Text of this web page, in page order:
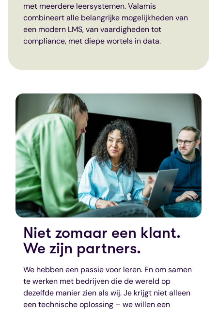
met meerdere leersystemen. Valamis
combineert alle belangrijke mogelijkheden van
een modern LMS, van vaardigheden tot
compliance, met diepe wortels in data.
Niet zomaar een klant.
We zijn partners.
We hebben een passie voor leren. En om samen
te werken met bedrijven die de wereld op
dezelfde manier zien als wij. Je krijgt niet alleen
een technische oplossing – we willen een